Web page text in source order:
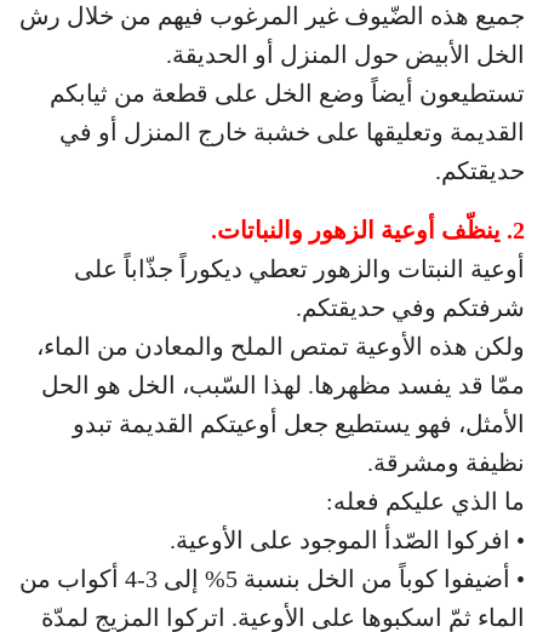
جميع هذه الضّيوف غير المرغوب فيهم من خلال رش
الخل الأبيض حول المنزل أو الحديقة.
تستطيعون أيضاً وضع الخل على قطعة من ثيابكم
القديمة وتعليقها على خشبة خارج المنزل أو في
حديقتكم.
2. ينظّف أوعية الزهور والنباتات.
أوعية النبتات والزهور تعطي ديكوراً جذّاباً على
شرفتكم وفي حديقتكم.
ولكن هذه الأوعية تمتص الملح والمعادن من الماء،
ممّا قد يفسد مظهرها. لهذا السّبب، الخل هو الحل
الأمثل، فهو يستطيع جعل أوعيتكم القديمة تبدو
نظيفة ومشرقة.
ما الذي عليكم فعله:
• افركوا الصّدأ الموجود على الأوعية.
• أضيفوا كوباً من الخل بنسبة 5% إلى 3-4 أكواب من
الماء ثمّ اسكبوها على الأوعية. اتركوا المزيج لمدّة